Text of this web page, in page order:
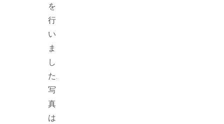
を
行
い
ま
し
た.
写
真
は